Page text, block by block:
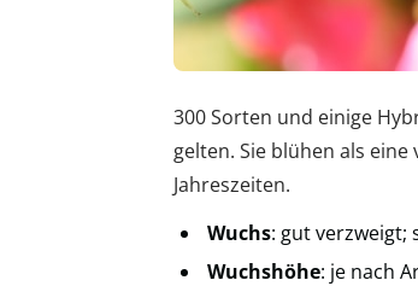
300 Sorten und einige
gelten. Sie blühen als
Jahreszeiten.
Wuchs: gut verzweigt;
Wuchshöhe: je nach